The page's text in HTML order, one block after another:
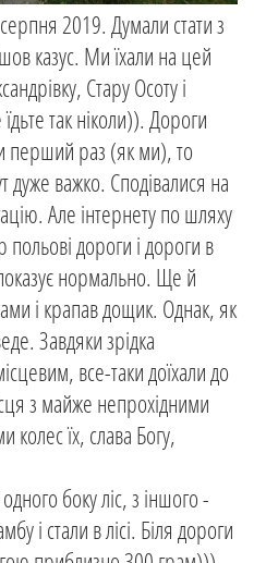
2019. Думали стати з
казус. Ми їхали на цей
Стару Осоту і
так ніколи)). Дороги
перший раз (як ми), то
важко. Сподівалися на
Але інтернету по шляху
польові дороги і дороги в
нормально. Ще й
і крапав дощик. Однак, як
Завдяки зрідка
все-таки доїхали до
з майже непрохідними
колес їх, слава Богу,
боку ліс, з іншого -
і стали в лісі. Біля дороги